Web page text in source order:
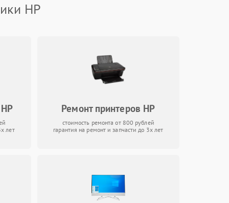
HP
лет
Ремонт принтеров HP
стоимость ремонта от 800 рублей
гарантия на ремонт и запчасти до 3х лет